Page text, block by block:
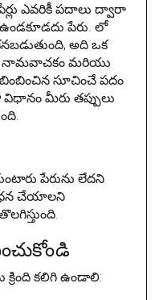
ఎవరికీ పదాలు ద్వారా
పేరు. లో
అది ఒక
నామవాచకం మరియు
సూచించే పదం
మీరు తప్పులు
పేరును లేదని
చేయాలని
కలిగి ఉండాలి: